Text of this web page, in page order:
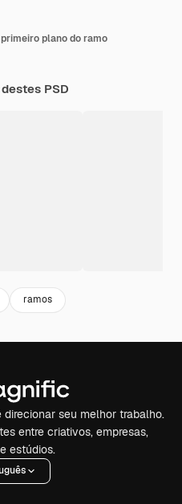
plano do ramo
PSD
ramos
seu melhor trabalho.
entre criativos, empresas,
estúdios.